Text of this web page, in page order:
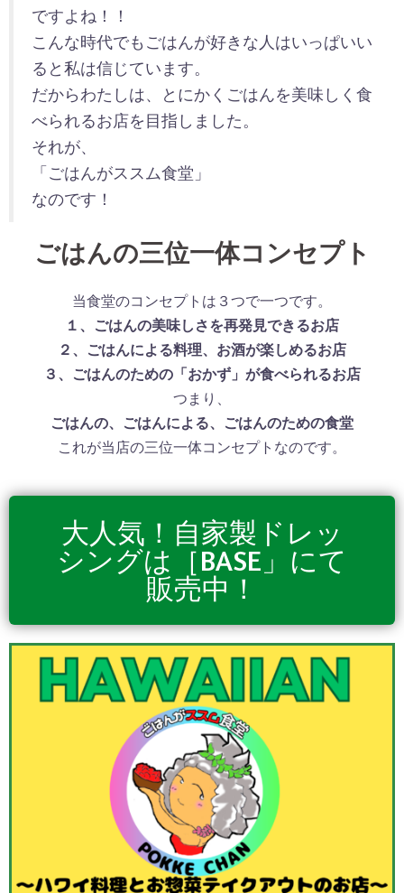
ですよね！！
こんな時代でもごはんが好きな人はいっぱいい
ると私は信じています。
だからわたしは、とにかくごはんを美味しく食
べられるお店を目指しました。
それが、
「ごはんがススム食堂」
なのです！
ごはんの三位一体コンセプト
当食堂のコンセプトは３つで一つです。
１、ごはんの美味しさを再発見できるお店
２、ごはんによる料理、お酒が楽しめるお店
３、ごはんのための「おかず」が食べられるお店
つまり、
ごはんの、ごはんによる、ごはんのための食堂
これが当店の三位一体コンセプトなのです。
大人気！自家製ドレッ
シングは［BASE」にて
販売中！